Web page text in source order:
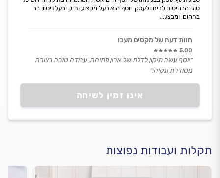
אינו זמין לשיחה
סוגי הרהיטים לבית ולעסק. יוסף הוא בעל מקצוע ותיק ובעל ניסיון רב
בתחום, ומבצע...
חוות דעת של מקסים מעכו
5.00
״יוסף עשה תיקון לדלת של ארון פתיחה, עבודה טובה בצורה
מסודרת ונקיה.״
תקלות ועבודות נפוצות